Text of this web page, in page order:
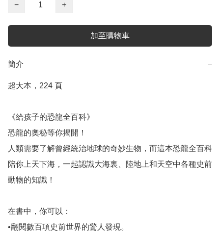
−
+
加至購物車
簡介 −
超大本，224 頁
《給孩子的恐龍全百科》
恐龍的奧秘等你揭開！
人類需要了解曾經統治地球的奇妙生物，而這本恐龍全百科
陪你上天下海，一起認識大海裏、陸地上和天空中各種史前
動物的知識！
在書中，你可以：
•翻閱數百項史前世界的驚人發現。